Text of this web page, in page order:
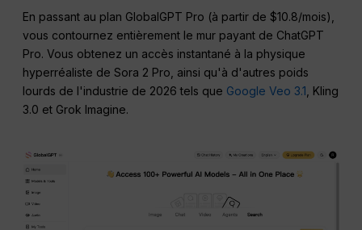
En passant au plan GlobalGPT Pro (à partir de $10.8/mois),
vous contournez entièrement le mur payant de ChatGPT
Pro. Vous obtenez un accès instantané à la physique
hyperréaliste de Sora 2 Pro, ainsi qu'à d'autres poids
lourds de l'industrie de 2026 tels que Google Veo 3.1 , Kling
3.0 et Grok Imagine.